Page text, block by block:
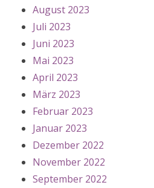
August 2023
Juli 2023
Juni 2023
Mai 2023
April 2023
März 2023
Februar 2023
Januar 2023
Dezember 2022
November 2022
September 2022